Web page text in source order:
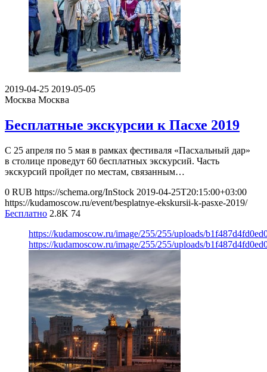
2019-04-25 2019-05-05
Москва Москва
Бесплатные экскурсии к Пасхе 2019
С 25 апреля по 5 мая в рамках фестиваля «Пасхальный дар»
в столице проведут 60 бесплатных экскурсий. Часть
экскурсий пройдет по местам, связанным…
0 RUB https://schema.org/InStock 2019-04-25T20:15:00+03:00
https://kudamoscow.ru/event/besplatnye-ekskursii-k-pasxe-2019/
Бесплатно 2.8K 74
https://kudamoscow.ru/image/255/255/uploads/
https://kudamoscow.ru/image/255/255/uploads/